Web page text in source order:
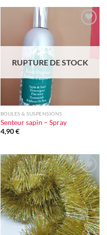
à la liste
d'envie
RUPTURE DE STOCK
BOULES & SUSPENSIONS
Senteur sapin – Spray
4,90€
Ajouter
à la liste
d'envie